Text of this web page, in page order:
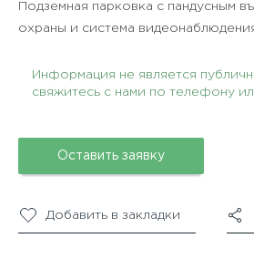
Подземная парковка с пандусным
охраны и система
Информация не является
свяжитесь с нами по телефону
Оставить заявку
Добавить в закладки